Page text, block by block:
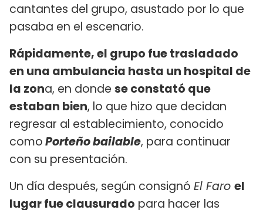
cantantes del grupo, asustado por lo que
pasaba en el escenario.
Rápidamente, el grupo fue trasladado
en una ambulancia hasta un hospital de
la zona, en donde se constató que
estaban bien, lo que hizo que decidan
regresar al establecimiento, conocido
comoPorteño bailable, para continuar
con su presentación.
Un día después, según consignó El Faro el
lugar fue clausurado para hacer las